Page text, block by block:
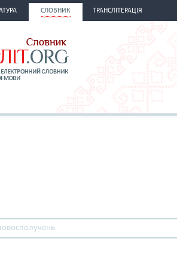
СЛОВНИК ТРАНСЛІТЕРАЦІЯ